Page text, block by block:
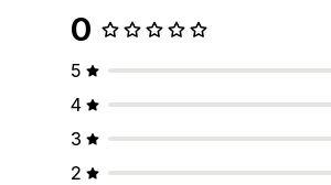
0
5
4
3
2